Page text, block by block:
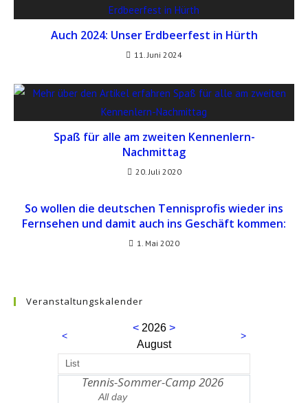
Auch 2024: Unser Erdbeerfest in Hürth
11. Juni 2024
Spaß für alle am zweiten Kennenlern-
Nachmittag
20. Juli 2020
So wollen die deutschen Tennisprofis wieder ins
Fernsehen und damit auch ins Geschäft kommen:
1. Mai 2020
Veranstaltungskalender
<
< 2026 >
August
>
List
Tennis-Sommer-Camp 2026
All day